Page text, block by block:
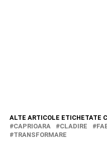
ALTE ARTICOLE ETICHETATE
CAPRIOARA
CLADIRE
TRANSFORMARE